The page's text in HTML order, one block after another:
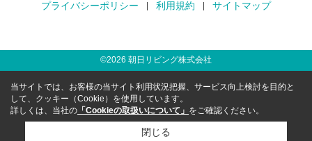
プライバシーポリシー
利用規約 サイトマップ
©2026 朝日リビング株式会社
当サイトでは、お客様の当サイト利用状況把握、サービス向上検討を目的と
して、クッキー（Cookie）を使用しています。
詳しくは、当社の 「Cookieの取扱いについて」 をご確認ください。
閉じる